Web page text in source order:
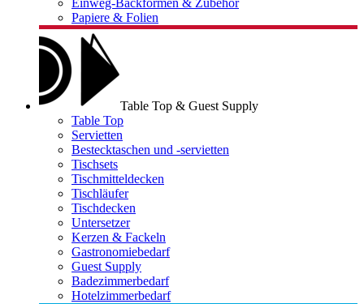
Einweg-Backformen & Zubehör
Papiere & Folien
Table Top & Guest Supply
Table Top
Servietten
Bestecktaschen und -servietten
Tischsets
Tischmitteldecken
Tischläufer
Tischdecken
Untersetzer
Kerzen & Fackeln
Gastronomiebedarf
Guest Supply
Badezimmerbedarf
Hotelzimmerbedarf